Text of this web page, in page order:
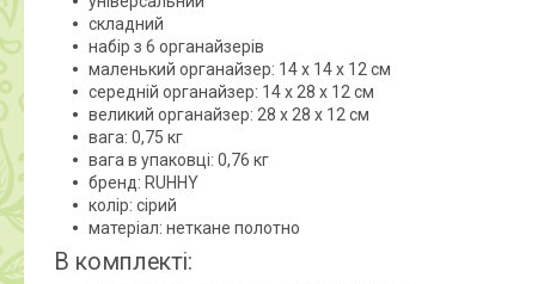
складний
набір з 6 органайзерів
маленький органайзер: 14 x 14 x 12 см
середній органайзер: 14 x 28 x 12 см
великий органайзер: 28 x 28 x 12 см
вага: 0,75 кг
вага в упаковці: 0,76 кг
бренд: RUHHY
колір: сірий
матеріал: неткане полотно
В комплекті: